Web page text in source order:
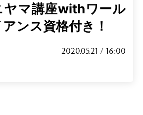
ヤマ講座withワール
ンス資格付き！
2020.05.21 / 16:00